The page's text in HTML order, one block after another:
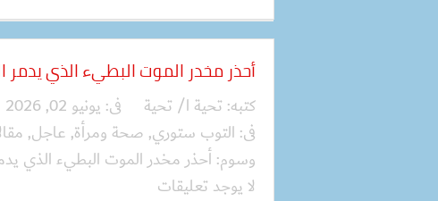
أحذر مخدر الموت البطيء الذي
كتبه: تحية ا/ تحية فى: يونيو 02, 2026
فى: التوب ستوري, صحة ومرأة, عاجل,
وسوم:أحذر مخدر الموت البطيء الذي
لا يوجد تعليقات